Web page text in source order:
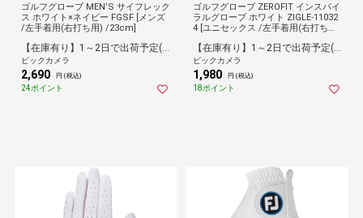
ゴルフグローブ MEN’S サイフレック
ス ホワイト×ネイビー FGSF [メンズ
/左手着用(右打ち用) /23cm]
【在庫有り】1～2日で出荷予定(日付指定可)
ビックカメラ
2,690 円 (税込)
24ポイント
ゴルフグローブ ZEROFIT インスパイ
ラルグローブ ホワイト ZIGLE-11032
4 [ユニセックス /左手着用(右打ち用)
【在庫有り】1～2日で出荷予定(日付指定可)
ビックカメラ
1,980 円 (税込)
18ポイント